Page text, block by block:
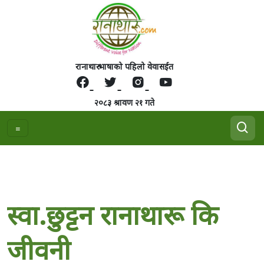
रानाथारु भाषाको पहिलो वेवासईत
२०८३ श्रावण २१ गते
स्वा.छुट्टन रानाथारू कि
जीवनी